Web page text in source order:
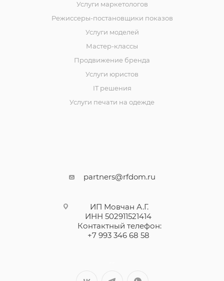
Услуги маркетологов
Режиссеры-постановщики показов
Услуги моделей
Мастер-классы
Продвижение бренда
Услуги юристов
IT решения
Услуги печати на одежде
partners@rfdom.ru
ИП Мовчан А.Г.
ИНН 502911521414
Контактный телефон:
+7 993 346 68 58